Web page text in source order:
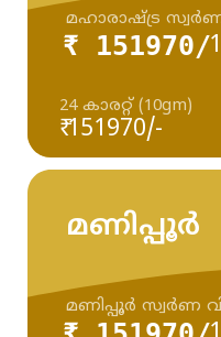
₹ 151970/
₹ 151970/-
24 കാരറ്റ് (10gm)
മഹാരാഷ്ട്ര
മണിപ്പൂർ
മണിപ്പൂർ സ്വർണ